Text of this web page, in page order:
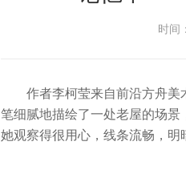
时间
作者李柯莹来自前沿方舟美
笔细腻地描绘了一处老屋的场
她观察得很用心，线条流畅，明